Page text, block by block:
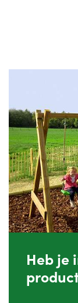
Heb je